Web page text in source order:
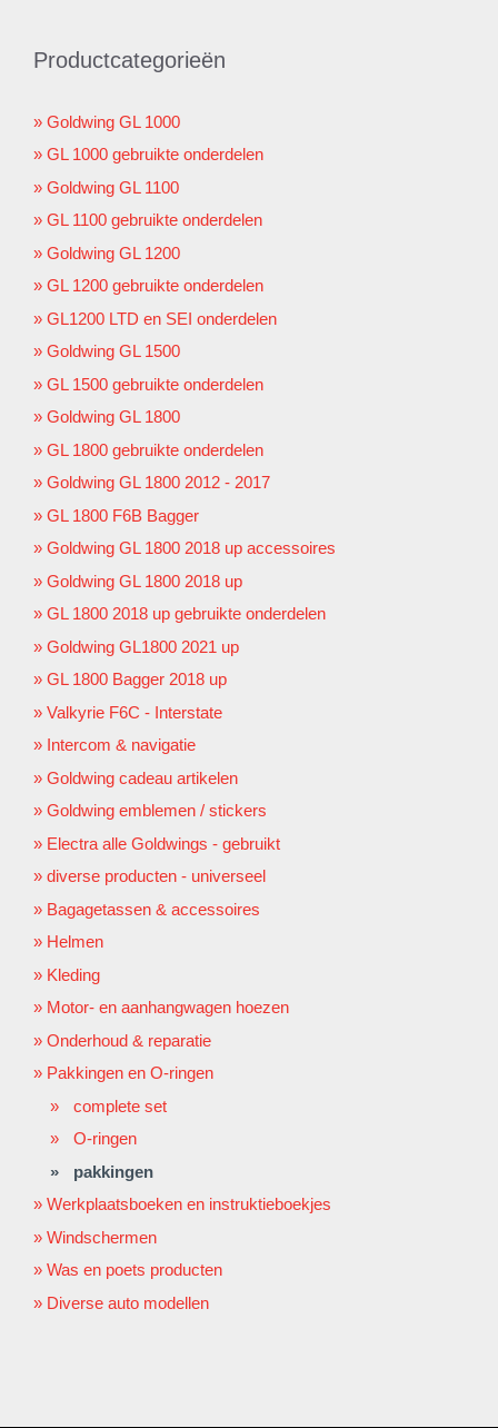
Productcategorieën
Goldwing GL 1000
GL 1000 gebruikte onderdelen
Goldwing GL 1100
GL 1100 gebruikte onderdelen
Goldwing GL 1200
GL 1200 gebruikte onderdelen
GL1200 LTD en SEI onderdelen
Goldwing GL 1500
GL 1500 gebruikte onderdelen
Goldwing GL 1800
GL 1800 gebruikte onderdelen
Goldwing GL 1800 2012 - 2017
GL 1800 F6B Bagger
Goldwing GL 1800 2018 up accessoires
Goldwing GL 1800 2018 up
GL 1800 2018 up gebruikte onderdelen
Goldwing GL1800 2021 up
GL 1800 Bagger 2018 up
Valkyrie F6C - Interstate
Intercom & navigatie
Goldwing cadeau artikelen
Goldwing emblemen / stickers
Electra alle Goldwings - gebruikt
diverse producten - universeel
Bagagetassen & accessoires
Helmen
Kleding
Motor- en aanhangwagen hoezen
Onderhoud & reparatie
Pakkingen en O-ringen
complete set
O-ringen
pakkingen
Werkplaatsboeken en instruktieboekjes
Windschermen
Was en poets producten
Diverse auto modellen